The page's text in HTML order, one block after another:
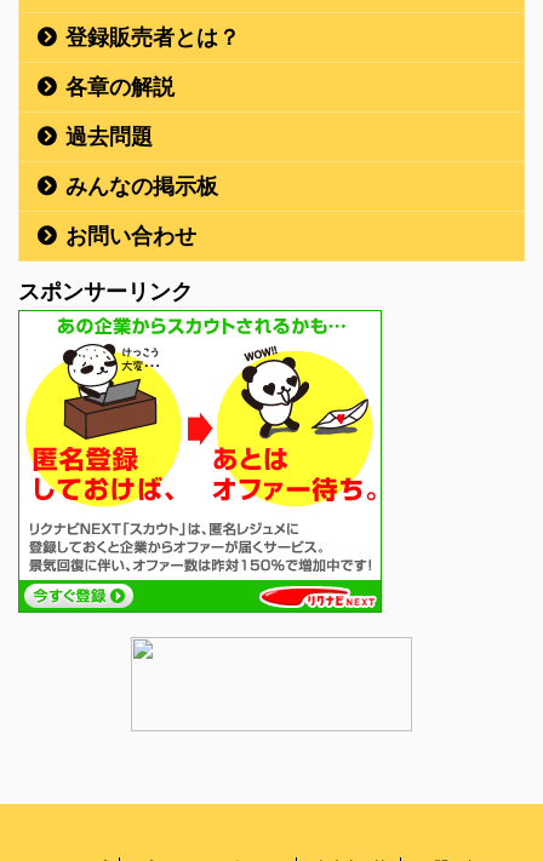
登録販売者とは？
各章の解説
過去問題
みんなの掲示板
お問い合わせ
スポンサーリンク